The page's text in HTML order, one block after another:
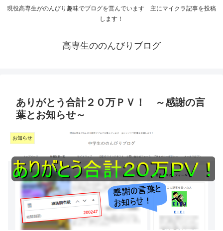
現役高専生がのんびり趣味でブログを営んでいます 主にマイクラ記事を投稿
します！
高専生ののんびりブログ
ありがとう合計２０万ＰＶ！ ～感謝の言
葉とお知らせ～
お知らせ